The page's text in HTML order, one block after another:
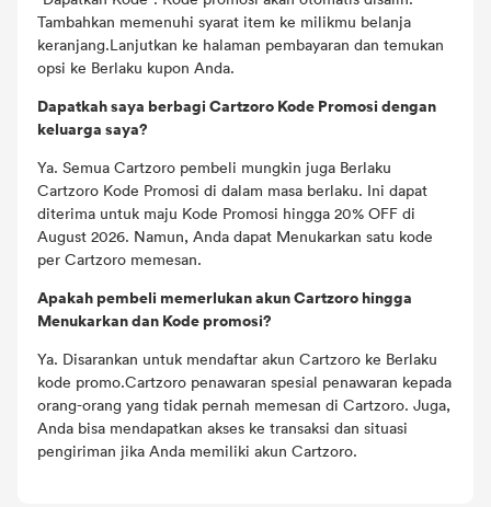
Tambahkan memenuhi syarat item ke milikmu belanja
keranjang.Lanjutkan ke halaman pembayaran dan temukan
opsi ke Berlaku kupon Anda.
Dapatkah saya berbagi Cartzoro Kode Promosi dengan
keluarga saya?
Ya. Semua Cartzoro pembeli mungkin juga Berlaku
Cartzoro Kode Promosi di dalam masa berlaku. Ini dapat
diterima untuk maju Kode Promosi hingga 20% OFF di
August 2026. Namun, Anda dapat Menukarkan satu kode
per Cartzoro memesan.
Apakah pembeli memerlukan akun Cartzoro hingga
Menukarkan dan Kode promosi?
Ya. Disarankan untuk mendaftar akun Cartzoro ke Berlaku
kode promo.Cartzoro penawaran spesial penawaran kepada
orang-orang yang tidak pernah memesan di Cartzoro. Juga,
Anda bisa mendapatkan akses ke transaksi dan situasi
pengiriman jika Anda memiliki akun Cartzoro.